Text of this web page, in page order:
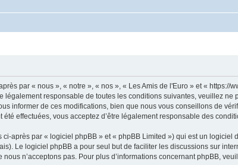
par « nous », « notre », « nos », « Les Amis de l'Euro » et «
légalement responsable de toutes les conditions suivantes, veuillez
informer de ces modifications, bien que nous vous conseillons de
effectuées, vous acceptez d’être légalement responsable des
après par « logiciel phpBB » et « phpBB Limited ») qui est un logiciel
Le logiciel phpBB a pour seul but de faciliter les discussions sur
n’acceptons pas. Pour plus d’informations concernant phpBB,